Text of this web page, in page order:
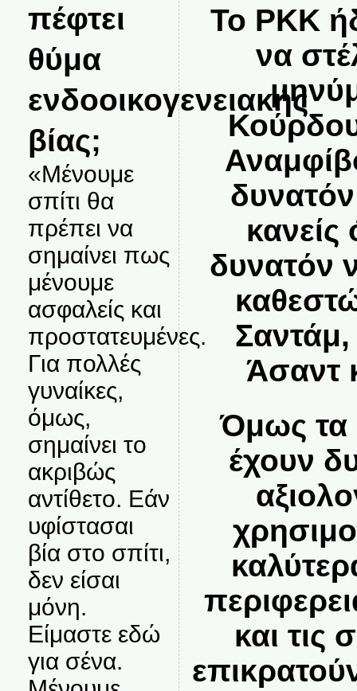
πέφτει
θύμα
ενδοοικογενειακής
βίας;
«Μένουμε
σπίτι θα
πρέπει να
σημαίνει πως
μένουμε
ασφαλείς και
προστατευμένες.
Για πολλές
γυναίκες,
όμως,
σημαίνει το
ακριβώς
αντίθετο. Εάν
υφίστασαι
βία στο σπίτι,
δεν είσαι
μόνη.
Είμαστε εδώ
για σένα.
Το ΡΚΚ
να
κανείς
δυνατόν
Άσαντ
Όμως τα
έχουν
και τις